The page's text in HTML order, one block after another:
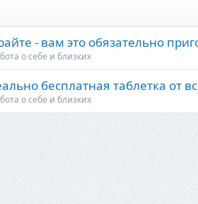
- вам это обязательно
о себе и близких
бесплатная таблетка от
о себе и близких